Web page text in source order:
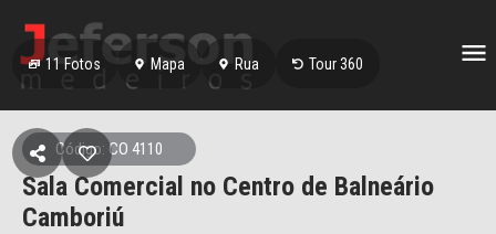
11 Fotos Mapa Rua Tour 360
Código: CO 4110
Sala Comercial no Centro de Balneário
Camboriú